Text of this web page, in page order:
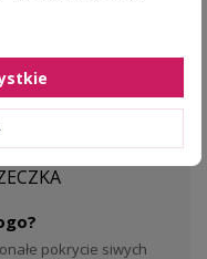
do włosów – 23
pokrycie siwych